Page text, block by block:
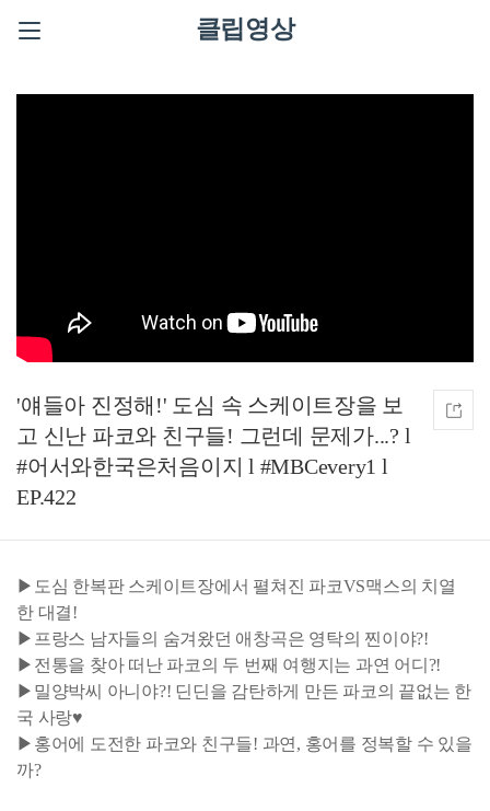
클립영상
'얘들아 진정해!' 도심 속 스케이트장을 보
고 신난 파코와 친구들! 그런데 문제가...? l
#어서와한국은처음이지 l #MBCevery1 l
EP.422
▶도심 한복판 스케이트장에서 펼쳐진 파코VS맥스의 치열
한 대결!
▶프랑스 남자들의 숨겨왔던 애창곡은 영탁의 찐이야?!
▶전통을 찾아 떠난 파코의 두 번째 여행지는 과연 어디?!
▶밀양박씨 아니야?! 딘딘을 감탄하게 만든 파코의 끝없는 한
국 사랑♥
▶홍어에 도전한 파코와 친구들! 과연, 홍어를 정복할 수 있을
까?